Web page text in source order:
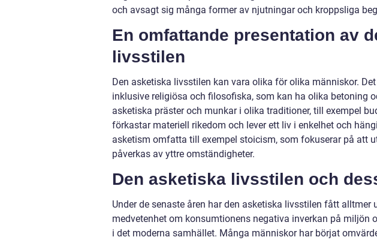
och avsagt sig många former av njutningar och kroppsliga
En omfattande presentation av
livsstilen
Den asketiska livsstilen kan vara olika för olika människor.
inklusive religiösa och filosofiska, som kan ha olika betoning
asketiska präster och munkar i olika traditioner, till exempel
förkastar materiell rikedom och lever ett liv i enkelhet och
asketism omfatta till exempel stoicism, som fokuserar på att
påverkas av yttre omständigheter.
Den asketiska livsstilen och
Under de senaste åren har den asketiska livsstilen fått alltmer
medvetenhet om konsumtionens negativa inverkan på miljön
i det moderna samhället. Många människor har börjat